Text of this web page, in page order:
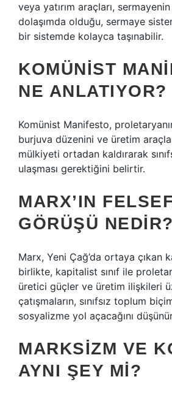
veya yatırım araçları,
dolaşımda olduğu, sermaye
bir sistemde kolayca taşınabilir.
KOMÜNIST
NE ANLATIYOR?
Komünist Manifesto,
burjuva düzenini ve üretim
mülkiyeti ortadan kaldırarak
ulaşması gerektiğini belirtir.
MARX’IN
GÖRÜŞÜ NEDIR?
Marx, Yeni Çağ’da ortaya çıkan
birlikte, kapitalist sınıf ile
üretici güçler ve üretim ilişkileri
çatışmaların, sınıfsız toplum
sosyalizme yol açacağını
MARKSIZM VE
AYNI ŞEY MI?